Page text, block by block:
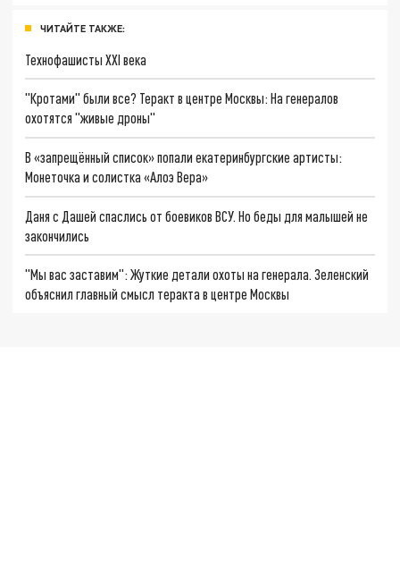
ЧИТАЙТЕ ТАКЖЕ:
Технофашисты XXI века
"Кротами" были все? Теракт в центре Москвы: На генералов
охотятся "живые дроны"
В «запрещённый список» попали екатеринбургские артисты:
Монеточка и солистка «Алоэ Вера»
Даня с Дашей спаслись от боевиков ВСУ. Но беды для малышей не
закончились
"Мы вас заставим": Жуткие детали охоты на генерала. Зеленский
объяснил главный смысл теракта в центре Москвы